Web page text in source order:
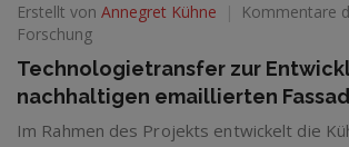
Erstellt von Annegret Kühne Kommentare
Forschung
Technologietransfer zur
nachhaltigen emaillierten
Im Rahmen des Projekts entwickelt die